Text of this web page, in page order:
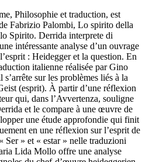
Philosophie et traduction, est
Fabrizio Palombi, Lo spirito della
Spirito. Derrida interprete di
intéressante analyse d’un ouvrage
: Heidegger et la question. En
italienne réalisée par Gino
sur les problèmes liés à la
(esprit). À partir d’une réflexion
qui, dans l’Avvertenza, souligne
et le compare à une œuvre de
une étude approfondie qui finit
en une réflexion sur l’esprit de
« Ser » et « estar » nelle traduzioni
Lida Mollo offre une analyse